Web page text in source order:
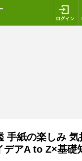
手紙の楽しみ 気
デアA to Z×基礎